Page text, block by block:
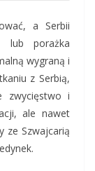
a Serbii
lub porażka
wygraną i
z Serbią,
zwycięstwo i
ale nawet
ze Szwajcarią